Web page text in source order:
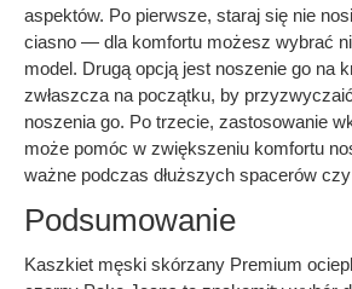
aspektów. Po pierwsze, staraj się nie
ciasno — dla komfortu możesz wybrać
model. Drugą opcją jest noszenie go na
zwłaszcza na początku, by
noszenia go. Po trzecie, zastosowanie
może pomóc w zwiększeniu komfortu
ważne podczas dłuższych spacerów
Podsumowanie
Kaszkiet męski skórzany Premium